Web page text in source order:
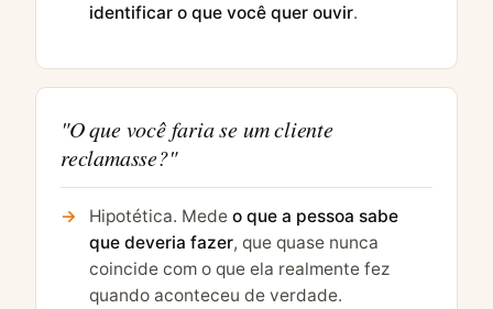
identificar o que você quer ouvir.
"O que você faria se um cliente
reclamasse?"
Hipotética. Mede o que a pessoa sabe
que deveria fazer, que quase nunca
coincide com o que ela realmente fez
quando aconteceu de verdade.